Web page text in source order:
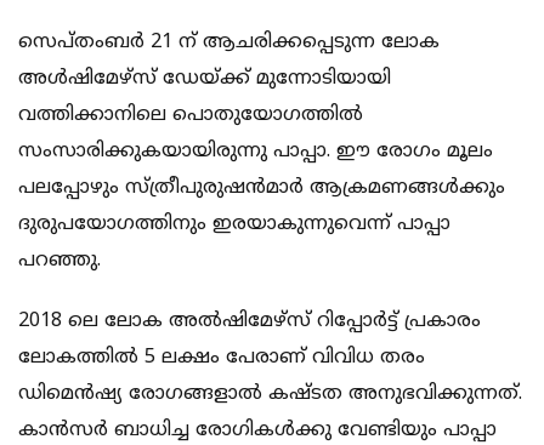
സെപ്തംബര്‍ 21 ന് ആചരിക്കപ്പെടുന്ന ലോക
അള്‍ഷിമേഴ്‌സ് ഡേയ്ക്ക് മുന്നോടിയായി
വത്തിക്കാനിലെ പൊതുയോഗത്തില്‍
സംസാരിക്കുകയായിരുന്നു പാപ്പാ. ഈ രോഗം മൂലം
പലപ്പോഴും സ്ത്രീപുരുഷന്‍മാര്‍ ആക്രമണങ്ങള്‍ക്കും
ദുരുപയോഗത്തിനും ഇരയാകുന്നുവെന്ന് പാപ്പാ
പറഞ്ഞു.
2018 ലെ ലോക അല്‍ഷിമേഴ്‌സ് റിപ്പോര്‍ട്ട് പ്രകാരം
ലോകത്തില്‍ 5 ലക്ഷം പേരാണ് വിവിധ തരം
ഡിമെന്‍ഷ്യ രോഗങ്ങളാല്‍ കഷ്ടത അനുഭവിക്കുന്നത്.
കാന്‍സര്‍ ബാധിച്ച രോഗികള്‍ക്കു വേണ്ടിയും പാപ്പാ